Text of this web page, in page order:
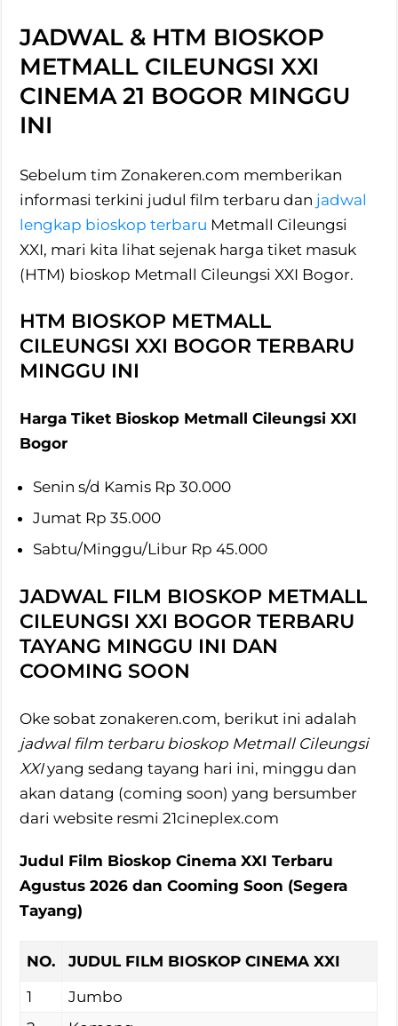
JADWAL & HTM BIOSKOP
METMALL CILEUNGSI XXI
CINEMA 21 BOGOR MINGGU
INI
Sebelum tim Zonakeren.com memberikan
informasi terkini judul film terbaru dan jadwal
lengkap bioskop terbaru Metmall Cileungsi
XXI, mari kita lihat sejenak harga tiket masuk
(HTM) bioskop Metmall Cileungsi XXI Bogor.
HTM BIOSKOP METMALL
CILEUNGSI XXI BOGOR TERBARU
MINGGU INI
Harga Tiket Bioskop Metmall Cileungsi XXI
Bogor
Senin s/d Kamis Rp 30.000
Jumat Rp 35.000
Sabtu/Minggu/Libur Rp 45.000
JADWAL FILM BIOSKOP METMALL
CILEUNGSI XXI BOGOR TERBARU
TAYANG MINGGU INI DAN
COOMING SOON
Oke sobat zonakeren.com, berikut ini adalah
jadwal film terbaru bioskop Metmall Cileungsi
XXIyang sedang tayang hari ini, minggu dan
akan datang (coming soon) yang bersumber
dari website resmi 21cineplex.com
Judul Film Bioskop Cinema XXI Terbaru
Agustus 2026 dan Cooming Soon (Segera
Tayang)
NO.
JUDUL FILM BIOSKOP CINEMA XXI
1
Jumbo